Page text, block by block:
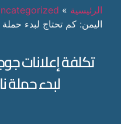
الرئيسية »
اليمن: كم تحتاج لبدء حملة
تكلفة إعلانات
لبدء حملة